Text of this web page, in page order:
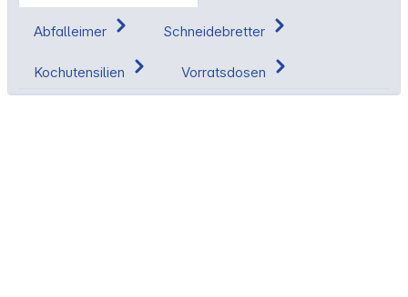
Abfalleimer Schneidebretter
Kochutensilien Vorratsdosen